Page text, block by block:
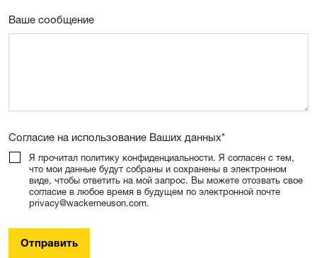
Ваше сообщение
Согласие на использование Ваших данных*
Я прочитал политику конфиденциальности. Я согласен с тем,
что мои данные будут собраны и сохранены в электронном
виде, чтобы ответить на мой запрос. Вы можете отозвать свое
согласие в любое время в будущем по электронной почте
privacy@wackerneuson.com.
Отправить